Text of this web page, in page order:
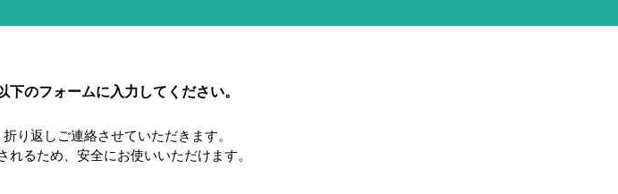
のフォームに入力してください。
り返しご連絡させていただきます。
るため、安全にお使いいただけます。